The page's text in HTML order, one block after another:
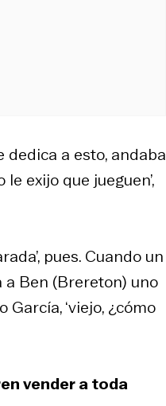
dedica a esto, andaba
exijo que jueguen’,
pues. Cuando un
a Ben (Brereton) uno
‘viejo, ¿cómo
vender a toda